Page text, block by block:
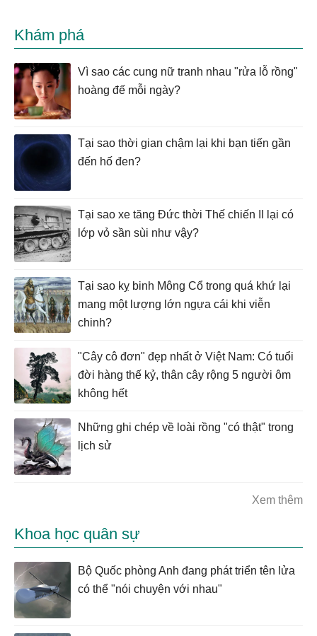
Khám phá
Vì sao các cung nữ tranh nhau "rửa lỗ rồng"
hoàng đế mỗi ngày?
Tại sao thời gian chậm lại khi bạn tiến gần
đến hố đen?
Tại sao xe tăng Đức thời Thế chiến II lại có
lớp vỏ sần sùi như vậy?
Tại sao kỵ binh Mông Cổ trong quá khứ lại
mang một lượng lớn ngựa cái khi viễn
chinh?
"Cây cô đơn" đẹp nhất ở Việt Nam: Có tuổi
đời hàng thế kỷ, thân cây rộng 5 người ôm
không hết
Những ghi chép về loài rồng "có thật" trong
lịch sử
Xem thêm
Khoa học quân sự
Bộ Quốc phòng Anh đang phát triển tên lửa
có thể "nói chuyện với nhau"